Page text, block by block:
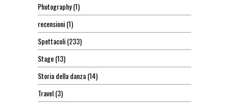
Photography(1)
recensioni(1)
Spettacoli(233)
Stage(13)
Storia della danza(14)
Travel(3)